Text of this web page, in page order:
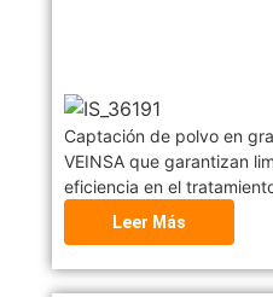
Captación de polvo en
VEINSA que garantizan
eficiencia en el
Leer Más